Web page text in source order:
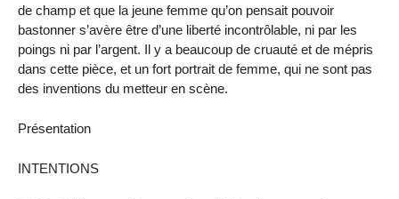
de champ et que la jeune femme qu’on pensait pouvoir
bastonner s’avère être d’une liberté incontrôlable, ni par les
poings ni par l’argent. Il y a beaucoup de cruauté et de mépris
dans cette pièce, et un fort portrait de femme, qui ne sont pas
des inventions du metteur en scène.
Présentation
INTENTIONS